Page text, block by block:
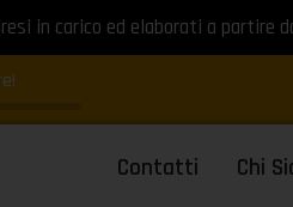
in carico ed elaborati a partire
Contatti Chi